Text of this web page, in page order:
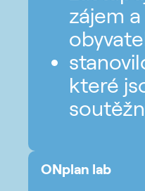
zájem
které
ONplan lab